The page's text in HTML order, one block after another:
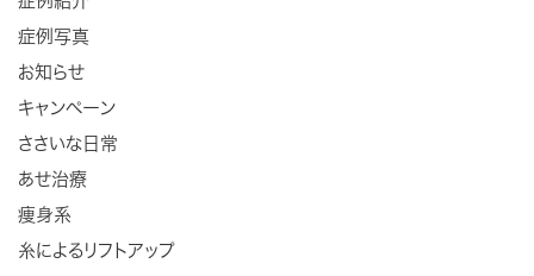
症例写真
お知らせ
キャンペーン
ささいな日常
あせ治療
痩身系
糸によるリフトアップ